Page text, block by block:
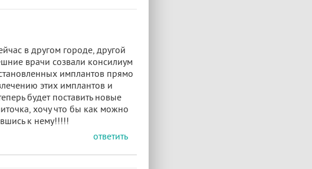
в другом городе, другой
врачи созвали консилиум
имплантов прямо
этих имплантов и
будет поставить новые
хочу что бы как можно
к нему!!!!!
ответить